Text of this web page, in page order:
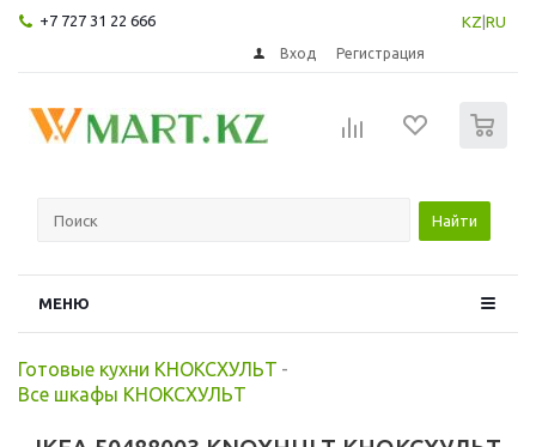
+7 727 31 22 666 KZ RU
Вход Регистрация
Найти
МЕНЮ
Готовые кухни КНОКСХУЛЬТ -
Все шкафы КНОКСХУЛЬТ